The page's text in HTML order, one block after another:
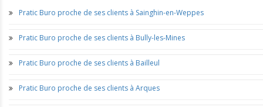
Pratic Buro proche de ses clients à Sainghin-en-Weppes
Pratic Buro proche de ses clients à Bully-les-Mines
Pratic Buro proche de ses clients à Bailleul
Pratic Buro proche de ses clients à Arques